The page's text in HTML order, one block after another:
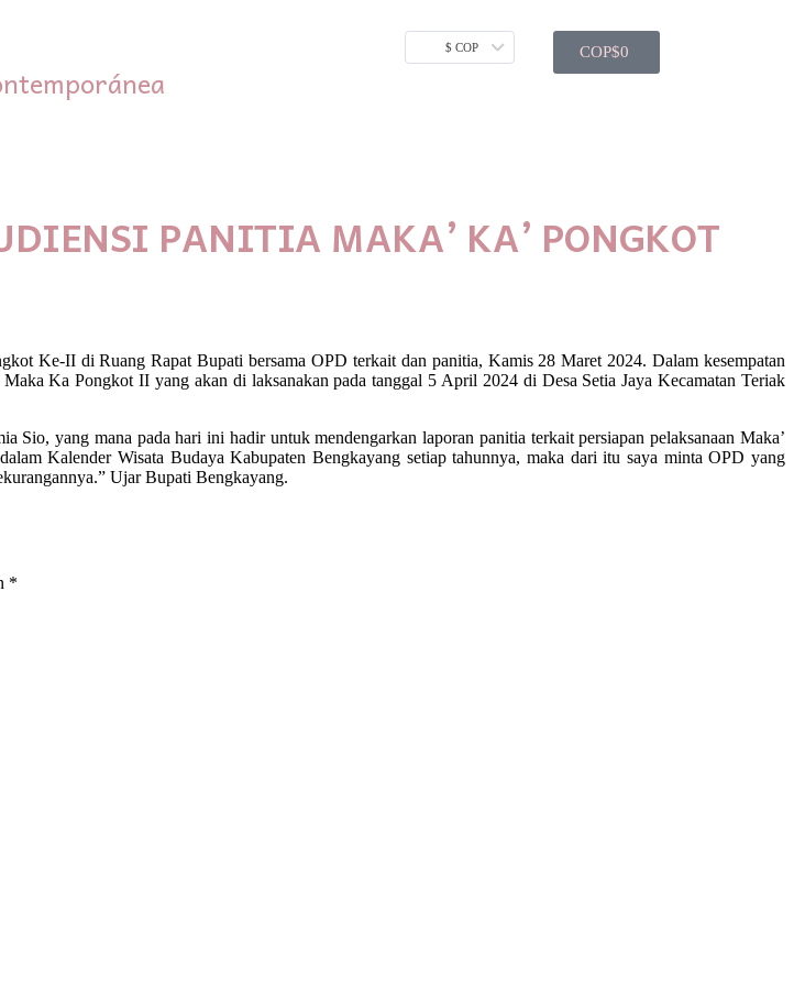
$ COP COP$0
PANITIA MAKA’ KA’ PONGKOT
Ke-II di Ruang Rapat Bupati bersama OPD terkait dan panitia, Kamis 28 Maret 2024. Dalam kesempatan
Ka Pongkot II yang akan di laksanakan pada tanggal 5 April 2024 di Desa Setia Jaya Kecamatan Teriak
Sio, yang mana pada hari ini hadir untuk mendengarkan laporan panitia terkait persiapan pelaksanaan Maka’
Kalender Wisata Budaya Kabupaten Bengkayang setiap tahunnya, maka dari itu saya minta OPD yang
Ujar Bupati Bengkayang.
*